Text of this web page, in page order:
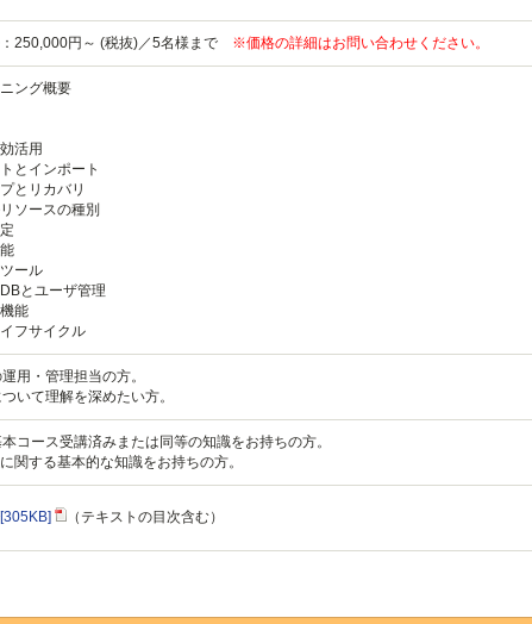
250,000円～ (税抜)／5名様まで ※価格の詳細はお問い合わせください。
ング概要
活用
とインポート
とリカバリ
ソースの種別
ール
とユーザ管理
能
フサイクル
用・管理担当の方。
いて理解を深めたい方。
コース受講済みまたは同等の知識をお持ちの方。
関する基本的な知識をお持ちの方。
（テキストの目次含む）